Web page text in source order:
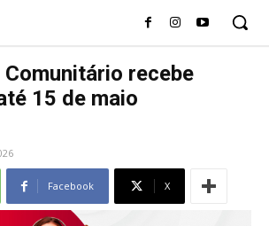
recebe
15 de maio
Facebook X